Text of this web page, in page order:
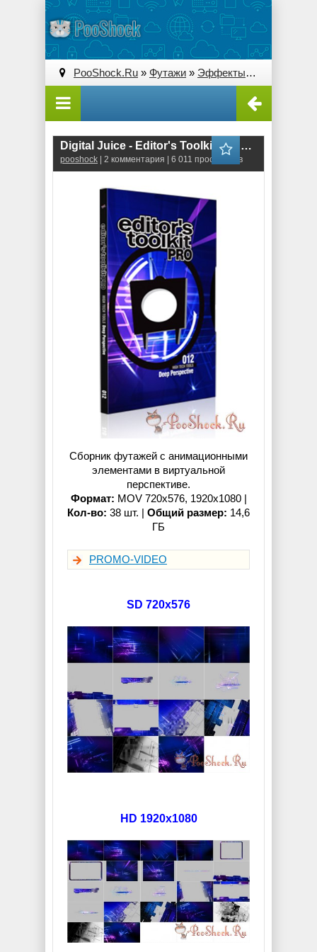
PooShock.Ru » Футажи » Эффекты» Digital Juice
Digital Juice - Editor's Toolkit Pro Single 012: Deep Perspective
pooshock | 2 комментария | 6 011 просмотров
Сборник футажей с анимационными
элементами в виртуальной
перспективе.
Формат: MOV 720x576, 1920x1080 |
Кол-во: 38 шт. | Общий размер: 14,6
ГБ
PROMO-VIDEO
SD 720x576
HD 1920x1080